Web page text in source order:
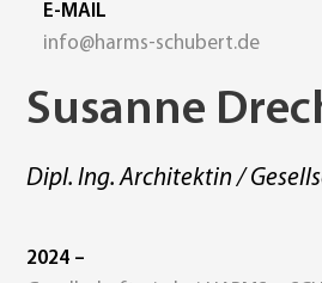
E-MAIL
info@harms-schubert.de
Susanne
Dipl. Ing. Architektin /
2024 –